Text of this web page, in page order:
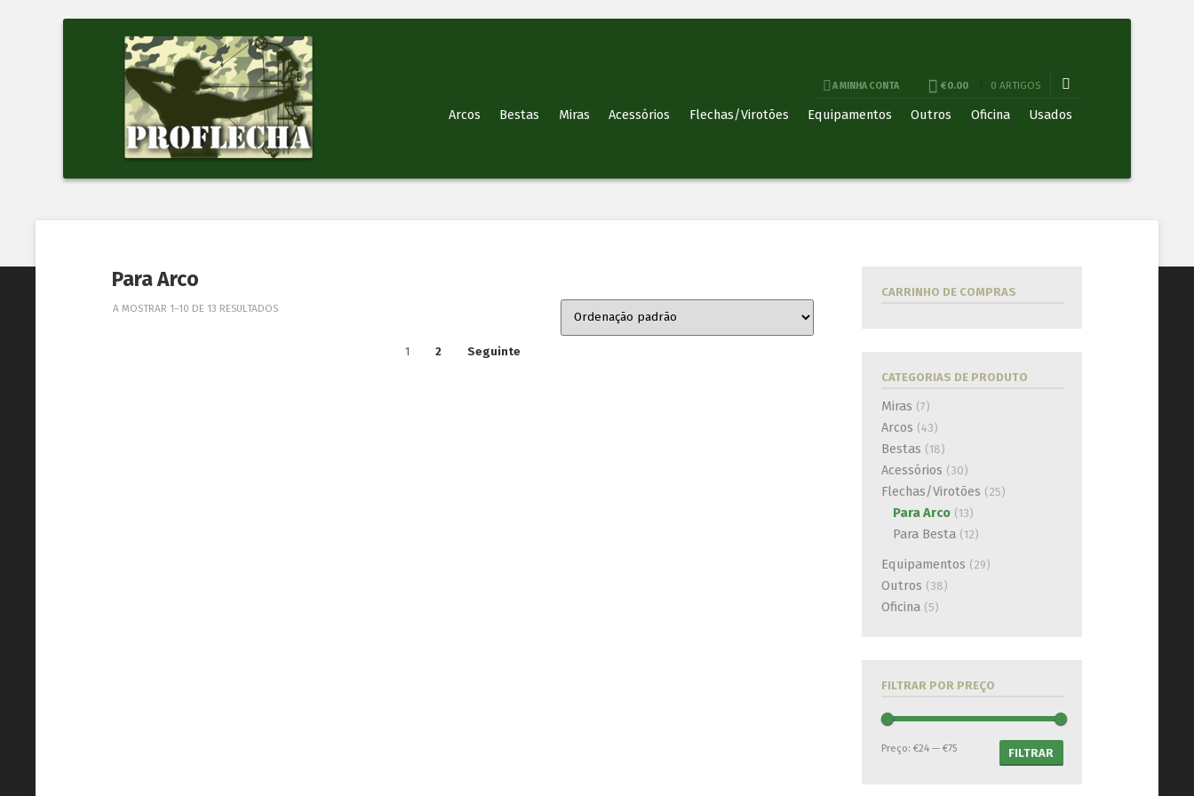
A MINHA CONTA €0.00 0 ARTIGOS
Arcos Bestas Miras Acessórios Flechas/Virotões Equipamentos Outros Oficina Usados
Para Arco
A MOSTRAR 1–10 DE 13 RESULTADOS
1 2 Seguinte
CARRINHO DE COMPRAS
CATEGORIAS DE PRODUTO
Miras (7)
Arcos (43)
Bestas (18)
Acessórios (30)
Flechas/Virotões (25)
Para Arco (13)
Para Besta (12)
Equipamentos (29)
Outros (38)
Oficina (5)
FILTRAR POR PREÇO
FILTRAR
Preço: €24— €75